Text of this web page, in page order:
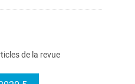
de la revue